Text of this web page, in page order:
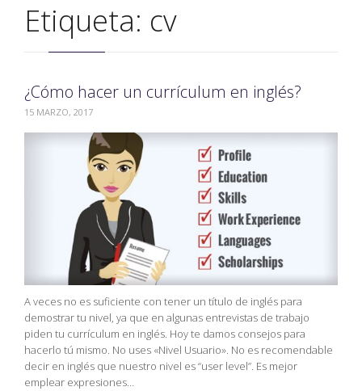
Etiqueta: cv
¿Cómo hacer un currículum en inglés?
15 MARZO, 2017
A veces no es suficiente con tener un título de inglés para
demostrar tu nivel, ya que en algunas entrevistas de trabajo
piden tu currículum en inglés. Hoy te damos consejos para
hacerlo tú mismo. No uses «Nivel Usuario». No es recomendable
decir en inglés que nuestro nivel es “user level”. Es mejor
emplear expresiones…